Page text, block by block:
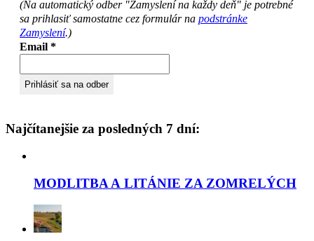
(Na automatický odber "Zamyslení na každy deň" je potrebné
sa prihlasiť samostatne cez formulár na podstránke
Zamyslení.)
Email *
Najčítanejšie za posledných 7 dní:
MODLITBA A LITÁNIE ZA ZOMRELÝCH